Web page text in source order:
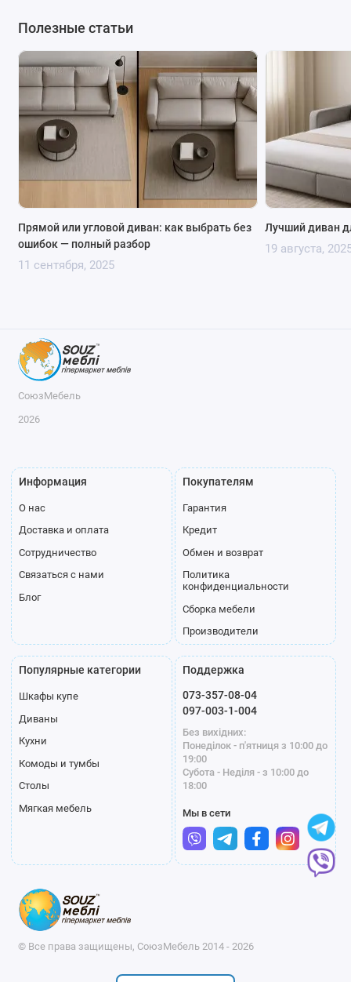
Полезные статьи
Прямой или угловой диван: как выбрать без
ошибок — полный разбор
11 сентября, 2025
Лучший диван
19 августа,
СоюзМебель
2026
Информация
О нас
Доставка и оплата
Сотрудничество
Связаться с нами
Блог
Покупателям
Гарантия
Кредит
Обмен и возврат
Политика
конфиденциальности
Сборка мебели
Производители
Популярные категории
Шкафы купе
Диваны
Кухни
Комоды и тумбы
Столы
Мягкая мебель
Поддержка
073-357-08-04
097-003-1-004
Без вихідних:
Понеділок - п'ятниця з 10:00 до
19:00
Субота - Неділя - з 10:00 до
18:00
Мы в сети
© Все права защищены, СоюзМебель 2014 - 2026